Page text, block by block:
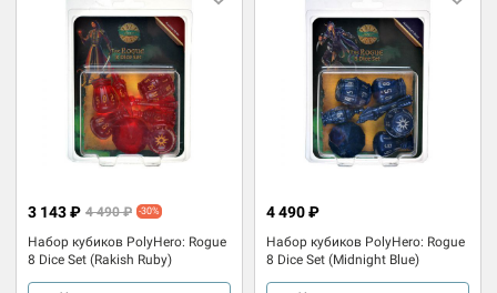
Набор кубиков PolyHero: Rogue
8 Dice Set (Rakish Ruby)
3 143 ₽ 4 490 ₽ -30%
Набор кубиков PolyHero: Rogue
8 Dice Set (Midnight Blue)
4 490 ₽